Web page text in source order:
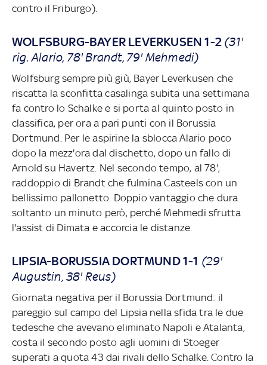
contro il Friburgo).
WOLFSBURG-BAYER LEVERKUSEN 1-2 (31'
rig. Alario, 78' Brandt, 79' Mehmedi)
Wolfsburg sempre più giù, Bayer Leverkusen che
riscatta la sconfitta casalinga subita una settimana
fa contro lo Schalke e si porta al quinto posto in
classifica, per ora a pari punti con il Borussia
Dortmund. Per le aspirine la sblocca Alario poco
dopo la mezz'ora dal dischetto, dopo un fallo di
Arnold su Havertz. Nel secondo tempo, al 78',
raddoppio di Brandt che fulmina Casteels con un
bellissimo pallonetto. Doppio vantaggio che dura
soltanto un minuto però, perché Mehmedi sfrutta
l'assist di Dimata e accorcia le distanze.
LIPSIA-BORUSSIA DORTMUND 1-1 (29'
Augustin, 38' Reus)
Giornata negativa per il Borussia Dortmund: il
pareggio sul campo del Lipsia nella sfida tra le due
tedesche che avevano eliminato Napoli e Atalanta,
costa il secondo posto agli uomini di Stoeger
superati a quota 43 dai rivali dello Schalke. Contro la